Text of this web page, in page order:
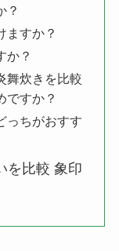
？
ますか？
か？
舞炊きを比較
ですか？
っちがおすす
を比較 象印